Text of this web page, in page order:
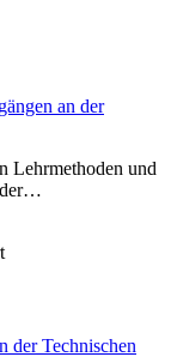
Lehrmethoden und